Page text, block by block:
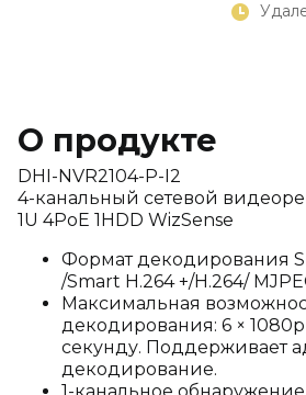
О продукте
DHI-NVR2104-P-I2
4-канальный сетевой
1U 4PoE 1HDD WizSense
Формат декодирования
/Smart H.264 +/H.264/
Максимальная
декодирования: 6 ×
секунду. Поддерживает
декодирование.